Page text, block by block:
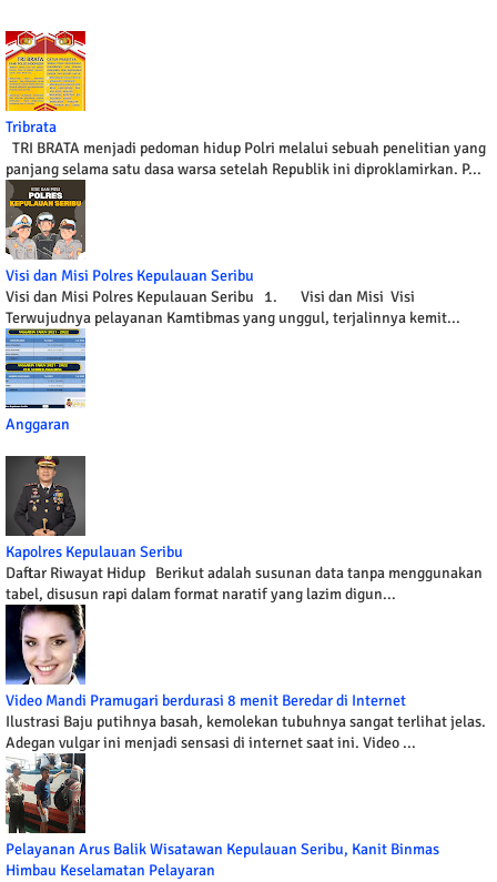
Tribrata
TRI BRATA menjadi pedoman hidup Polri melalui sebuah penelitian yang
panjang selama satu dasa warsa setelah Republik ini diproklamirkan. P...
Visi dan Misi Polres Kepulauan Seribu
Visi dan Misi Polres Kepulauan Seribu 1. Visi dan Misi Visi
Terwujudnya pelayanan Kamtibmas yang unggul, terjalinnya kemit...
Anggaran
Kapolres Kepulauan Seribu
Daftar Riwayat Hidup Berikut adalah susunan data tanpa menggunakan
tabel, disusun rapi dalam format naratif yang lazim digun...
Video Mandi Pramugari berdurasi 8 menit Beredar di Internet
Ilustrasi Baju putihnya basah, kemolekan tubuhnya sangat terlihat jelas.
Adegan vulgar ini menjadi sensasi di internet saat ini. Video ...
Pelayanan Arus Balik Wisatawan Kepulauan Seribu, Kanit Binmas
Himbau Keselamatan Pelayaran